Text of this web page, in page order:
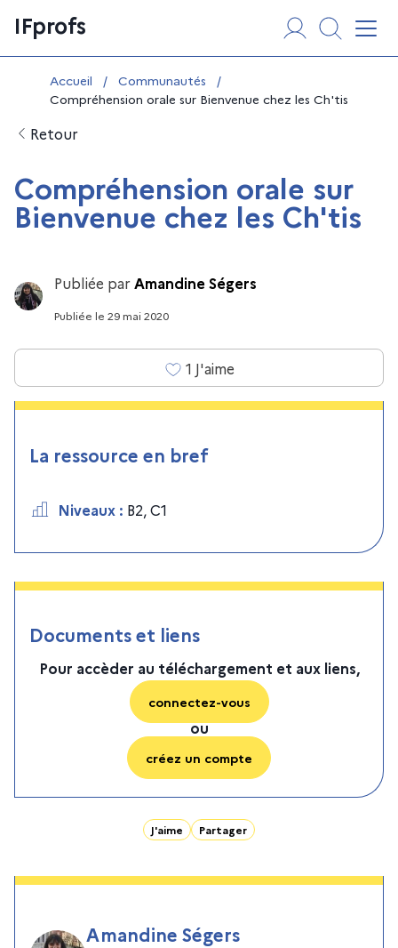
au
contenu
IFprofs
Vous êtes ici :
Accueil / Communautés
/
Compréhension orale sur Bienvenue chez les Ch'tis
Retour
Compréhension orale sur
Bienvenue chez les Ch'tis
Publiée parAmandine Ségers
Publiée le 29 mai 2020
1 J'aime
La ressource en bref
Niveaux : B2,C1
Documents et liens
Pour accèder au téléchargement et aux liens,
connectez-vous
ou
créez un compte
J'aime Partager
Amandine Ségers